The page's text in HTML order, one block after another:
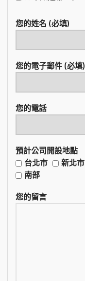
您的姓名 (必填)
您的電子郵件 (必填)
您的電話
預計公司開設地點
台北市
新北市
南部
您的留言